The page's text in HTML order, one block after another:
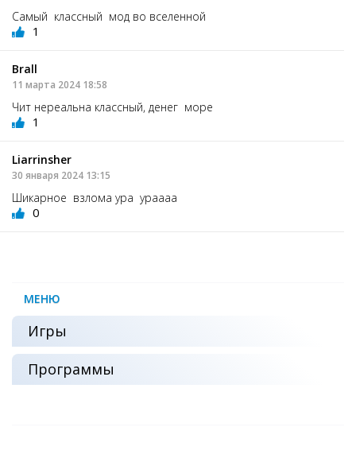
Самый классный мод во вселенной
1
Brall
11 марта 2024 18:58
Чит нереальна классный, денег море
1
Liarrinsher
30 января 2024 13:15
Шикарное взлома ура ураааа
0
МЕНЮ
Игры
Программы